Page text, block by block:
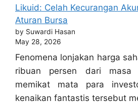
Likuid: Celah Kecurangan
Aturan Bursa
by Suwardi Hasan
May 28, 2026
Fenomena lonjakan harga
ribuan persen dari masa
memikat mata para
kenaikan fantastis tersebut